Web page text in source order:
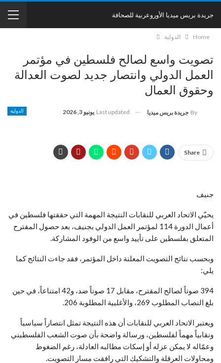
جريدة بريس ميديا الأوروعربية للصحافة
Home الدولية
تصويت واسع لصالح فلسطين في مؤتمر
العمل الدولي وانتصار جديد لصوت العدالة
وحقوق العمال
الدولية By جريدة بريس ميديا Last updated يونيو 3, 2026
Share
جنيف
يحيّي الاتحاد العربي للنقابات النتيجة المهمة التي حققتها فلسطين في
أعمال الدورة 114 لمؤتمر العمل الدولي بجنيف، بعد حصول المقترح
المتعلق بفلسطين على تأييد واسع من الوفود المشاركة.
وبحسب نتائج التصويت المعلنة داخل المؤتمر، فقد جاءت النتائج كما
يلي:
394 صوتاً لصالح المقترح، مقابل 17 صوتاً ضد، و42 امتناعاً، في حين
بلغ النصاب المطلوب 269، والأغلبية المطلوبة 206.
ويعتبر الاتحاد العربي للنقابات أن هذه النتيجة تمثل انتصاراً سياسياً
ونقابياً مهماً لفلسطين، ورسالة واضحة بأن صوت الشعب الفلسطيني
وعمّاله لا يمكن عزله أو إسكات مطالبه العادلة، رغم الضغوط
ومحاولات العرقلة والتشكيك التي رافقت مسار التصويت.